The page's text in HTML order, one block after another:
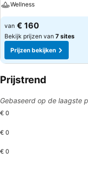
Wellness
van € 160
Bekijk prijzen van 7 sites
Prijzen bekijken
Prijstrend
Gebaseerd op de laagste
€ 0
€ 0
€ 0